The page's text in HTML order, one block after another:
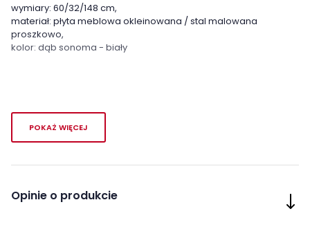
wymiary: 60/32/148 cm,
materiał: płyta meblowa okleinowana / stal malowana
proszkowo,
kolor: dąb sonoma - biały
POKAŻ WIĘCEJ
Opinie o produkcie